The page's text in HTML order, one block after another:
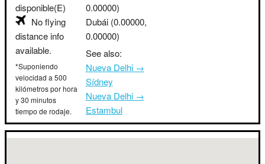
disponible(E)
No flying
distance info
available.
*Suponiendo
velocidad a 500
kilómetros por hora
y 30 minutos
tiempo de rodaje.
0.00000)
Dubái (0.00000,
0.00000)
See also:
Nueva Delhi →
Sídney
Nueva Delhi →
Estambul